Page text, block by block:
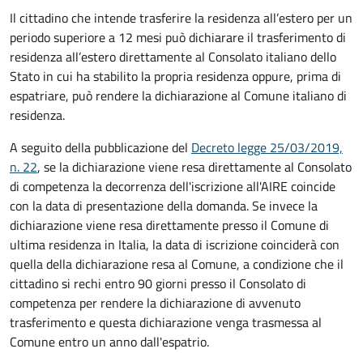
Il cittadino che intende trasferire la residenza all’estero per un
periodo superiore a 12 mesi può dichiarare il trasferimento di
residenza all’estero direttamente al Consolato italiano dello
Stato in cui ha stabilito la propria residenza oppure, prima di
espatriare, può rendere la dichiarazione al Comune italiano di
residenza.
A seguito della pubblicazione del Decreto legge 25/03/2019,
n. 22, se la dichiarazione viene resa direttamente al Consolato
di competenza la decorrenza dell'iscrizione all'AIRE coincide
con la data di presentazione della domanda. Se invece la
dichiarazione viene resa direttamente presso il Comune di
ultima residenza in Italia, la data di iscrizione coinciderà con
quella della dichiarazione resa al Comune, a condizione che il
cittadino si rechi entro 90 giorni presso il Consolato di
competenza per rendere la dichiarazione di avvenuto
trasferimento e questa dichiarazione venga trasmessa al
Comune entro un anno dall'espatrio.